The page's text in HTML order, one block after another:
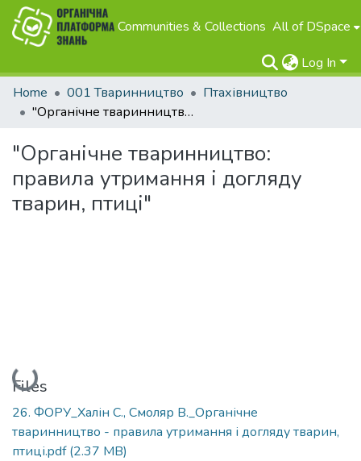
Communities & Collections All of DSpace
Log In
Home
001 Тваринництво
Птахівництво
"Органічне тваринництво: правила утримання і догляду тварин, птиці"
"Органічне тваринництво:
правила утримання і догляду
тварин, птиці"
Loading...
Files
26. ФОРУ_Халін С., Смоляр В._Органічне
тваринництво - правила утримання і догляду тварин,
птиці.pdf(2.37 MB)